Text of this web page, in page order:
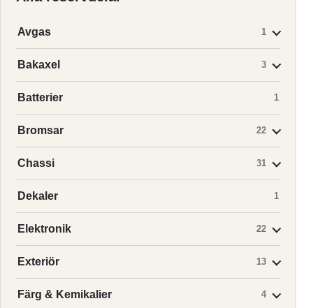
Avgas 1
Bakaxel 3
Batterier 1
Bromsar 22
Chassi 31
Dekaler 1
Elektronik 22
Exteriör 13
Färg & Kemikalier 4